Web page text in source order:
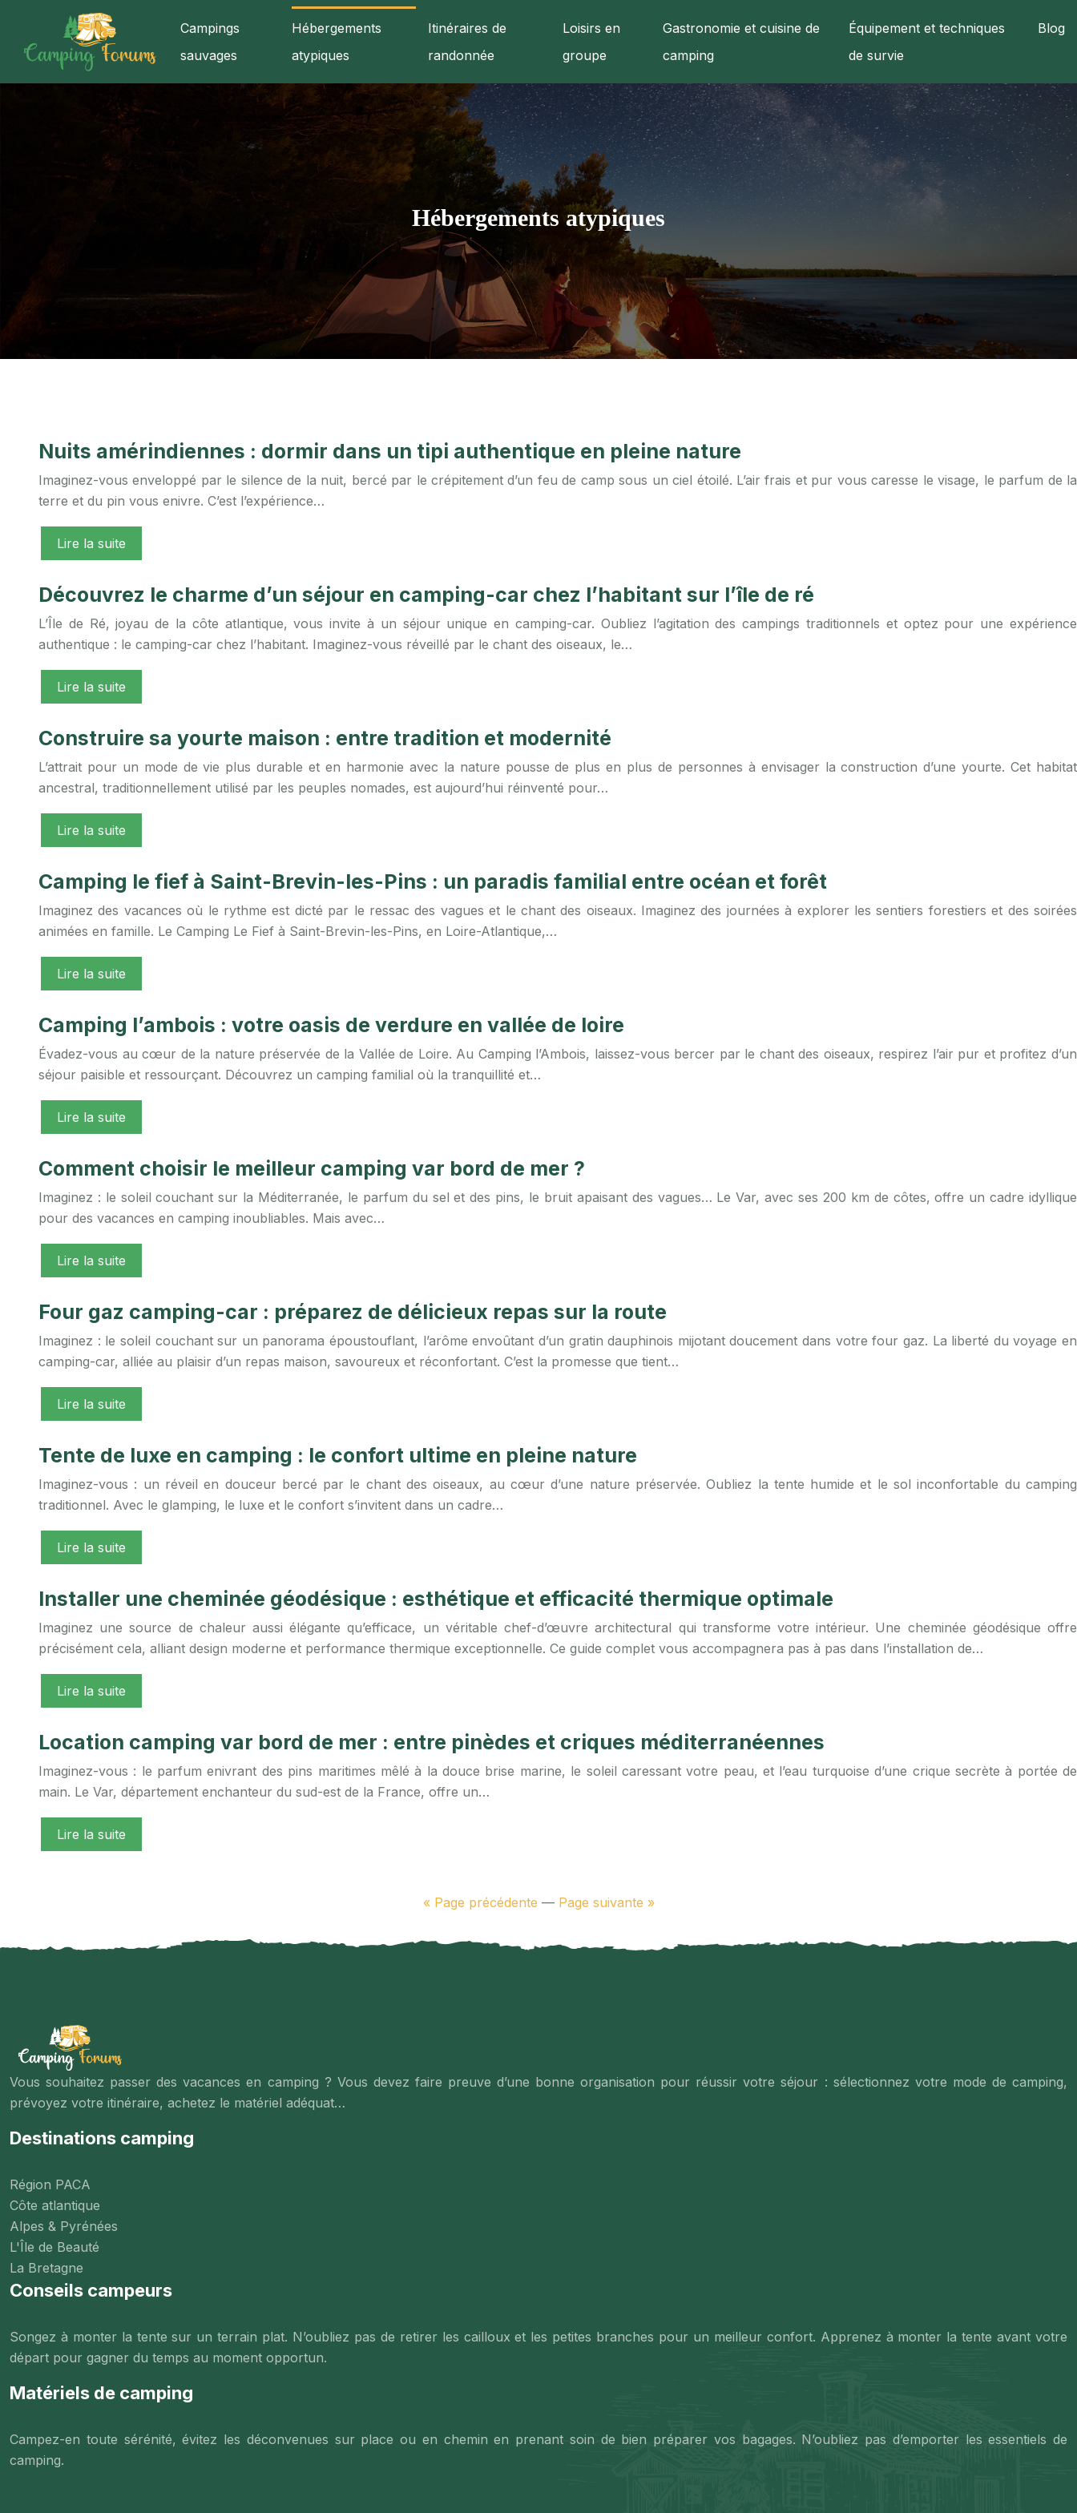
Campings
sauvages
Hébergements
atypiques
Itinéraires de
randonnée
Loisirs en
groupe
Gastronomie et cuisine de
camping
Équipement et techniques
de survie
Blog
Hébergements atypiques
Nuits amérindiennes : dormir dans un tipi authentique en pleine nature
Imaginez-vous enveloppé par le silence de la nuit, bercé par le crépitement d’un feu de camp sous un ciel étoilé. L’air frais et pur vous caresse le visage, le parfum de la
terre et du pin vous enivre. C’est l’expérience…
Lire la suite
Découvrez le charme d’un séjour en camping-car chez l’habitant sur l’île de ré
L’Île de Ré, joyau de la côte atlantique, vous invite à un séjour unique en camping-car. Oubliez l’agitation des campings traditionnels et optez pour une expérience
authentique : le camping-car chez l’habitant. Imaginez-vous réveillé par le chant des oiseaux, le…
Lire la suite
Construire sa yourte maison : entre tradition et modernité
L’attrait pour un mode de vie plus durable et en harmonie avec la nature pousse de plus en plus de personnes à envisager la construction d’une yourte. Cet habitat
ancestral, traditionnellement utilisé par les peuples nomades, est aujourd’hui réinventé pour…
Lire la suite
Camping le fief à Saint-Brevin-les-Pins : un paradis familial entre océan et forêt
Imaginez des vacances où le rythme est dicté par le ressac des vagues et le chant des oiseaux. Imaginez des journées à explorer les sentiers forestiers et des soirées
animées en famille. Le Camping Le Fief à Saint-Brevin-les-Pins, en Loire-Atlantique,…
Lire la suite
Camping l’ambois : votre oasis de verdure en vallée de loire
Évadez-vous au cœur de la nature préservée de la Vallée de Loire. Au Camping l’Ambois, laissez-vous bercer par le chant des oiseaux, respirez l’air pur et profitez d’un
séjour paisible et ressourçant. Découvrez un camping familial où la tranquillité et…
Lire la suite
Comment choisir le meilleur camping var bord de mer ?
Imaginez : le soleil couchant sur la Méditerranée, le parfum du sel et des pins, le bruit apaisant des vagues… Le Var, avec ses 200 km de côtes, offre un cadre idyllique
pour des vacances en camping inoubliables. Mais avec…
Lire la suite
Four gaz camping-car : préparez de délicieux repas sur la route
Imaginez : le soleil couchant sur un panorama époustouflant, l’arôme envoûtant d’un gratin dauphinois mijotant doucement dans votre four gaz. La liberté du voyage en
camping-car, alliée au plaisir d’un repas maison, savoureux et réconfortant. C’est la promesse que tient…
Lire la suite
Tente de luxe en camping : le confort ultime en pleine nature
Imaginez-vous : un réveil en douceur bercé par le chant des oiseaux, au cœur d’une nature préservée. Oubliez la tente humide et le sol inconfortable du camping
traditionnel. Avec le glamping, le luxe et le confort s’invitent dans un cadre…
Lire la suite
Installer une cheminée géodésique : esthétique et efficacité thermique optimale
Imaginez une source de chaleur aussi élégante qu’efficace, un véritable chef-d’œuvre architectural qui transforme votre intérieur. Une cheminée géodésique offre
précisément cela, alliant design moderne et performance thermique exceptionnelle. Ce guide complet vous accompagnera pas à pas dans l’installation de…
Lire la suite
Location camping var bord de mer : entre pinèdes et criques méditerranéennes
Imaginez-vous : le parfum enivrant des pins maritimes mêlé à la douce brise marine, le soleil caressant votre peau, et l’eau turquoise d’une crique secrète à portée de
main. Le Var, département enchanteur du sud-est de la France, offre un…
Lire la suite
« Page précédente — Page suivante »
Vous souhaitez passer des vacances en camping ? Vous devez faire preuve d’une bonne organisation pour réussir votre séjour : sélectionnez votre mode de camping,
prévoyez votre itinéraire, achetez le matériel adéquat…
Destinations camping
Région PACA
Côte atlantique
Alpes & Pyrénées
L'Île de Beauté
La Bretagne
Conseils campeurs
Songez à monter la tente sur un terrain plat. N’oubliez pas de retirer les cailloux et les petites branches pour un meilleur confort. Apprenez à monter la tente avant votre
départ pour gagner du temps au moment opportun.
Matériels de camping
Campez-en toute sérénité, évitez les déconvenues sur place ou en chemin en prenant soin de bien préparer vos bagages. N’oubliez pas d’emporter les essentiels de
camping.